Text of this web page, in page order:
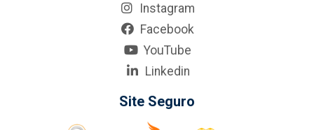
Instagram
Facebook
YouTube
Linkedin
Site Seguro